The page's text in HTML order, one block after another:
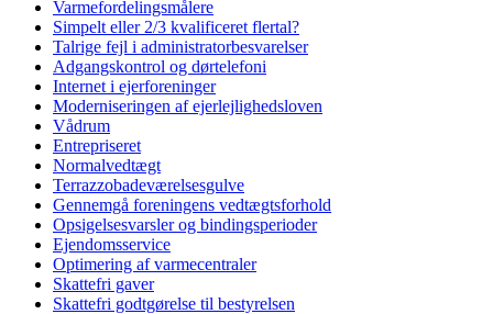
Varmefordelingsmålere
Simpelt eller 2/3 kvalificeret flertal?
Talrige fejl i administratorbesvarelser
Adgangskontrol og dørtelefoni
Internet i ejerforeninger
Moderniseringen af ejerlejlighedsloven
Vådrum
Entrepriseret
Normalvedtægt
Terrazzobadeværelsesgulve
Gennemgå foreningens vedtægtsforhold
Opsigelsesvarsler og bindingsperioder
Ejendomsservice
Optimering af varmecentraler
Skattefri gaver
Skattefri godtgørelse til bestyrelsen